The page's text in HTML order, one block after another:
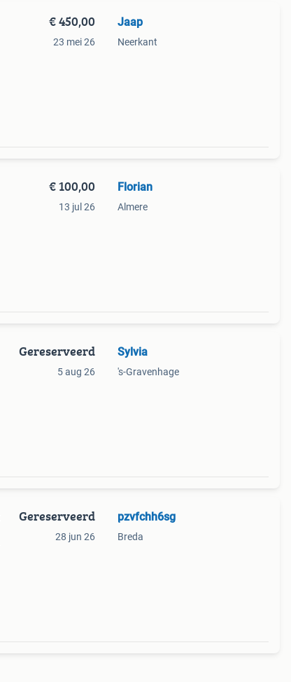
€ 450,00
23 mei 26
Jaap
Neerkant
€ 100,00
13 jul 26
Florian
Almere
Gereserveerd
5 aug 26
Sylvia
's-Gravenhage
Gereserveerd
28 jun 26
pzvfchh6sg
Breda